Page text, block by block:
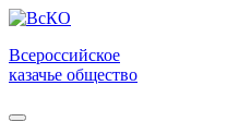
Всероссийское
казачье общество